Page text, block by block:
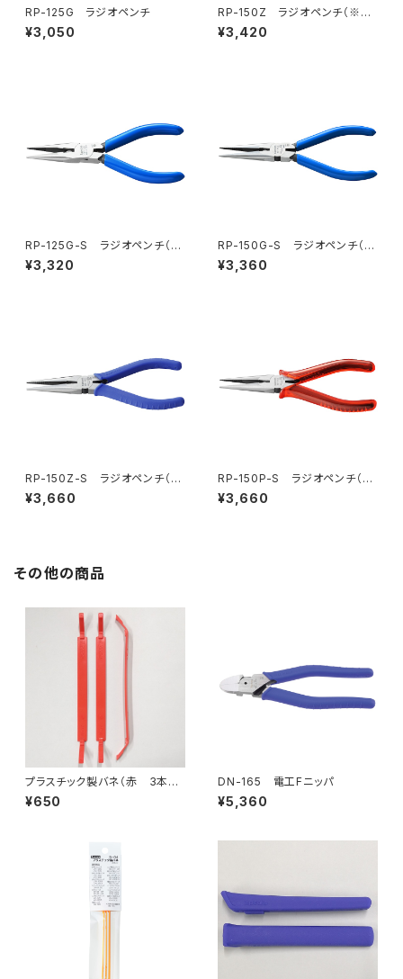
RP-125G ラジオペンチ
¥3,050
RP-150Z ラジオペンチ（※生
産終了）
¥3,420
RP-125G-S ラジオペンチ（バ
ネ付）
¥3,320
RP-150G-S ラジオペンチ（バ
ネ付）
¥3,360
RP-150Z-S ラジオペンチ（バ
ネ付）
¥3,660
RP-150P-S ラジオペンチ（バ
ネ付）
¥3,660
その他の商品
プラスチック製バネ（赤 3本
入）
¥650
DN-165 電工Fニッパ
¥5,360